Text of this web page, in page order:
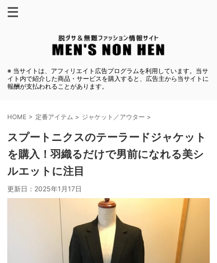
※ 当サイトは、アフィリエイト広告プログラムを利用しています。当サ
イト内で紹介した商品・サービスを購入すると、広告主から当サイトに
報酬が支払われることがあります。
HOME > 定番アイテム > ジャケット／アウター >
スプートニクスのテーラードジャケット
を購入！羽織るだけで男前になれる美シ
ルエットに注目
更新日： 2025年1月17日